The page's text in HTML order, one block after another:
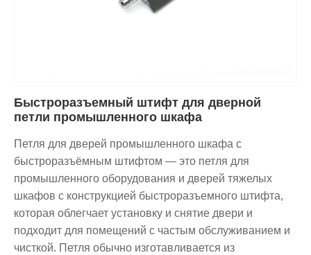
Быстроразъемный штифт для дверной
петли промышленного шкафа
Петля для дверей промышленного шкафа с
быстроразъёмным штифтом — это петля для
промышленного оборудования и дверей тяжелых
шкафов с конструкцией быстроразъемного штифта,
которая облегчает установку и снятие двери и
подходит для помещений с частым обслуживанием и
чисткой. Петля обычно изготавливается из